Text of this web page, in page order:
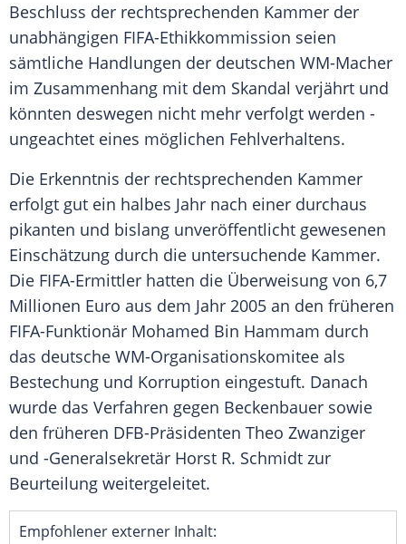
Beschluss der rechtsprechenden Kammer der
unabhängigen FIFA-Ethikkommission seien
sämtliche Handlungen der deutschen WM-Macher
im Zusammenhang mit dem Skandal verjährt und
könnten deswegen nicht mehr verfolgt werden -
ungeachtet eines möglichen Fehlverhaltens.
Die Erkenntnis der rechtsprechenden Kammer
erfolgt gut ein halbes Jahr nach einer durchaus
pikanten und bislang unveröffentlicht gewesenen
Einschätzung durch die untersuchende Kammer.
Die FIFA-Ermittler hatten die Überweisung von 6,7
Millionen Euro aus dem Jahr 2005 an den früheren
FIFA-Funktionär Mohamed Bin Hammam durch
das deutsche WM-Organisationskomitee als
Bestechung und Korruption eingestuft. Danach
wurde das Verfahren gegen Beckenbauer sowie
den früheren DFB-Präsidenten Theo Zwanziger
und -Generalsekretär Horst R. Schmidt zur
Beurteilung weitergeleitet.
Empfohlener externer Inhalt: